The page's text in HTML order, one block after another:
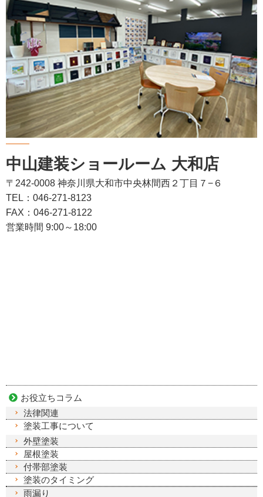
中山建装ショールーム 大和店
〒242-0008 神奈川県大和市中央林間西２丁目７−６
TEL：046-271-8123
FAX：046-271-8122
営業時間 9:00～18:00
お役立ちコラム
法律関連
塗装工事について
外壁塗装
屋根塗装
付帯部塗装
塗装のタイミング
雨漏り